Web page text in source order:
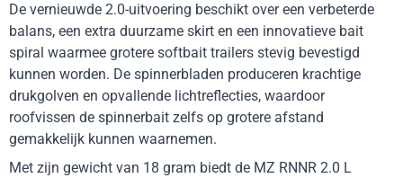
De vernieuwde 2.0-uitvoering beschikt over een verbeterde
balans, een extra duurzame skirt en een innovatieve bait
spiral waarmee grotere softbait trailers stevig bevestigd
kunnen worden. De spinnerbladen produceren krachtige
drukgolven en opvallende lichtreflecties, waardoor
roofvissen de spinnerbait zelfs op grotere afstand
gemakkelijk kunnen waarnemen.
Met zijn gewicht van 18 gram biedt de MZ RNNR 2.0 L